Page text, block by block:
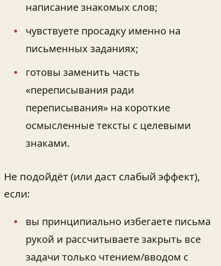
написание знакомых слов;
чувствуете просадку именно на
письменных заданиях;
готовы заменить часть
«переписывания ради
переписывания» на короткие
осмысленные тексты с целевыми
знаками.
Не подойдёт (или даст слабый эффект),
если:
вы принципиально избегаете письма
рукой и рассчитываете закрыть все
задачи только чтением/вводом с